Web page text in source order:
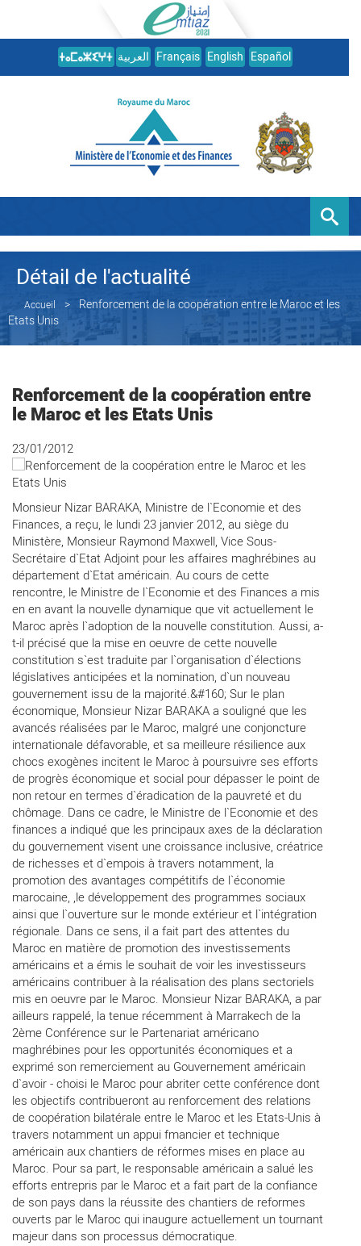
العربية Français English Español
Détail de l'actualité
Accueil
Renforcement de la coopération entre le Maroc et les
Etats Unis
Renforcement de la coopération entre
le Maroc et les Etats Unis
23/01/2012
Monsieur Nizar BARAKA, Ministre de l`Economie et des
Finances, a reçu, le lundi 23 janvier 2012, au siège du
Ministère, Monsieur Raymond Maxwell, Vice Sous-
Secrétaire d`Etat Adjoint pour les affaires maghrébines au
département d`Etat américain. Au cours de cette
rencontre, le Ministre de l`Economie et des Finances a mis
en en avant la nouvelle dynamique que vit actuellement le
Maroc après l`adoption de la nouvelle constitution. Aussi, a-
t-il précisé que la mise en oeuvre de cette nouvelle
constitution s`est traduite par l`organisation d`élections
législatives anticipées et la nomination, d`un nouveau
gouvernement issu de la majorité.&#160; Sur le plan
économique, Monsieur Nizar BARAKA a souligné que les
avancés réalisées par le Maroc, malgré une conjoncture
internationale défavorable, et sa meilleure résilience aux
chocs exogènes incitent le Maroc à poursuivre ses efforts
de progrès économique et social pour dépasser le point de
non retour en termes d`éradication de la pauvreté et du
chômage. Dans ce cadre, le Ministre de l`Economie et des
finances a indiqué que les principaux axes de la déclaration
du gouvernement visent une croissance inclusive, créatrice
de richesses et d`empois à travers notamment, la
promotion des avantages compétitifs de l`économie
marocaine, ,le développement des programmes sociaux
ainsi que l`ouverture sur le monde extérieur et l`intégration
régionale. Dans ce sens, il a fait part des attentes du
Maroc en matière de promotion des investissements
américains et a émis le souhait de voir les investisseurs
américains contribuer à la réalisation des plans sectoriels
mis en oeuvre par le Maroc. Monsieur Nizar BARAKA, a par
ailleurs rappelé, la tenue récemment à Marrakech de la
2ème Conférence sur le Partenariat américano
maghrébines pour les opportunités économiques et a
exprimé son remerciement au Gouvernement américain
d`avoir - choisi le Maroc pour abriter cette conférence dont
les objectifs contribueront au renforcement des relations
de coopération bilatérale entre le Maroc et les Etats-Unis à
travers notamment un appui fmancier et technique
américain aux chantiers de réformes mises en place au
Maroc. Pour sa part, le responsable américain a salué les
efforts entrepris par le Maroc et a fait part de la confiance
de son pays dans la réussite des chantiers de reformes
ouverts par le Maroc qui inaugure actuellement un tournant
majeur dans son processus démocratique.